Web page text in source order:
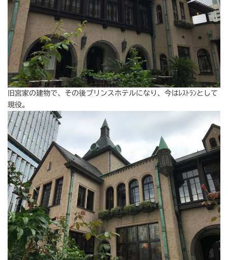
旧宮家の建物で、その後プリンスホテルになり、今はﾚｽﾄﾗﾝとして
現役。